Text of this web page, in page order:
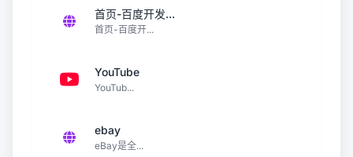
首页-百度开发...
首页-百度开...
YouTube
YouTub...
ebay
eBay是全...